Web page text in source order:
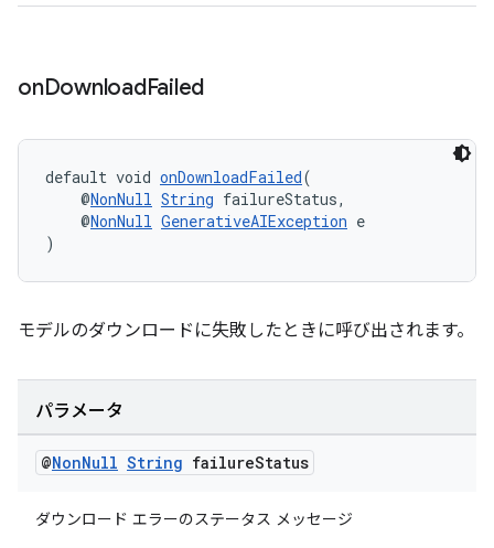
onDownloadFailed
default void onDownloadFailed(
@NonNull String failureStatus,
@NonNull GenerativeAIException e
)
モデルのダウンロードに失敗したときに呼び出されます。
パラメータ
@NonNull String failureStatus
ダウンロード エラーのステータス メッセージ